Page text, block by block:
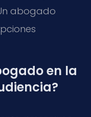
abogado
en la